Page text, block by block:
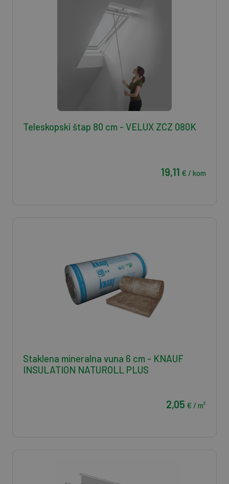
Teleskopski štap 80 cm - VELUX ZCZ 080K
19,11 € / kom
Staklena mineralna vuna 6 cm - KNAUF
INSULATION NATUROLL PLUS
2,05 € / m²